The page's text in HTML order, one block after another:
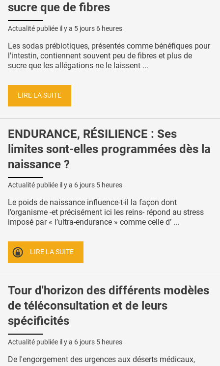
sucre que de fibres
Actualité publiée il y a 5 jours 6 heures
Les sodas prébiotiques, présentés comme bénéfiques pour
l'intestin, contiennent souvent peu de fibres et plus de
sucre que les allégations ne le laissent ...
LIRE LA SUITE
ENDURANCE, RÉSILIENCE : Ses
limites sont-elles programmées dès la
naissance ?
Actualité publiée il y a 6 jours 5 heures
Le poids de naissance influence-t-il la façon dont
l’organisme -et précisément ici les reins- répond au stress
imposé par « l’ultra-endurance » comme celle d’ ...
LIRE LA SUITE
Tour d'horizon des différents modèles
de téléconsultation et de leurs
spécificités
Actualité publiée il y a 6 jours 5 heures
De l'engorgement des urgences aux déserts médicaux,